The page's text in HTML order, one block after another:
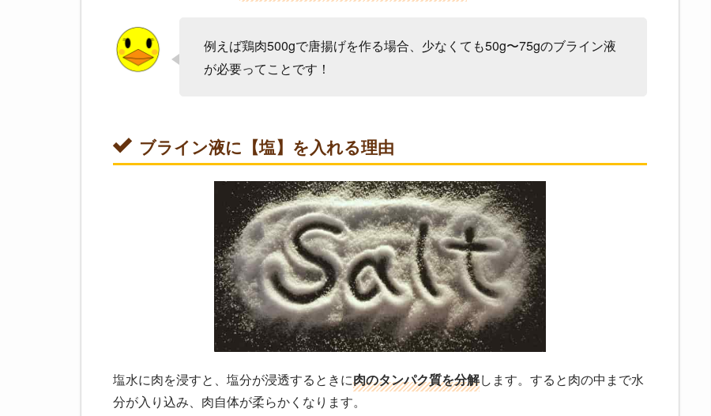
例えば鶏肉500gで唐揚げを作る場合、少なくても50g〜75gのブライン液
が必要ってことです！
ブライン液に【塩】を入れる理由
塩水に肉を浸すと、塩分が浸透するときに肉のタンパク質を分解します。すると肉の中まで水
分が入り込み、肉自体が柔らかくなります。